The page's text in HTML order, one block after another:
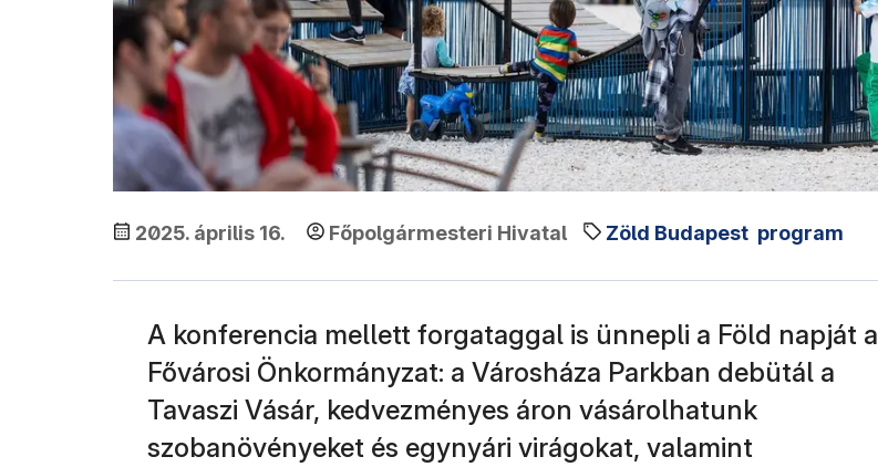
2025. április 16. Főpolgármesteri Hivatal Zöld Budapest program
A konferencia mellett forgataggal is ünnepli a Föld napját a
Fővárosi Önkormányzat: a Városháza Parkban debütál a
Tavaszi Vásár, kedvezményes áron vásárolhatunk
szobanövényeket és egynyári virágokat, valamint